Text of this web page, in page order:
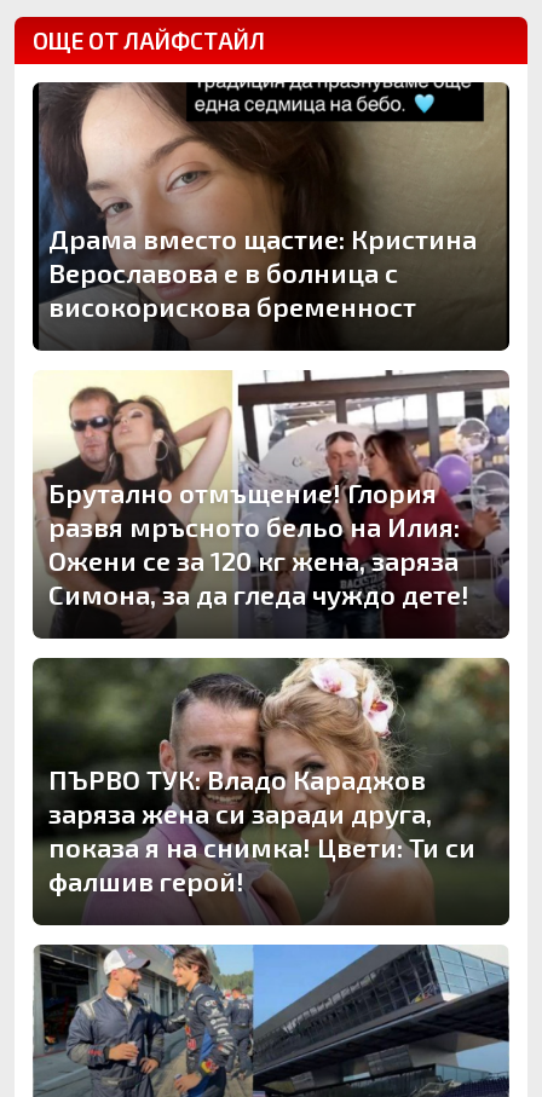
ОЩЕ ОТ ЛАЙФСТАЙЛ
Драма вместо щастие: Кристина
Верославова е в болница с
високорискова бременност
Брутално отмъщение! Глория
развя мръсното бельо на Илия:
Ожени се за 120 кг жена, заряза
Симона, за да гледа чуждо дете!
ПЪРВО ТУК: Владо Караджов
заряза жена си заради друга,
показа я на снимка! Цвети: Ти си
фалшив герой!